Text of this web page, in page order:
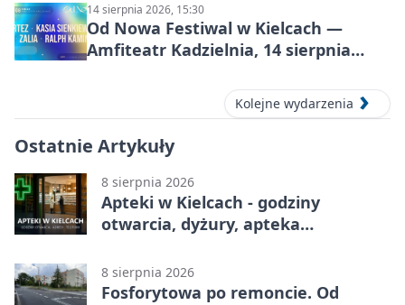
14 sierpnia 2026, 15:30
Od Nowa Festiwal w Kielcach —
Amfiteatr Kadzielnia, 14 sierpnia
Kolejne wydarzenia
Ostatnie Artykuły
8 sierpnia 2026
Apteki w Kielcach - godziny
otwarcia, dyżury, apteka
8 sierpnia 2026
Fosforytowa po remoncie. Od